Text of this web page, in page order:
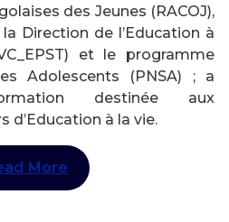
des Jeunes (RACOJ),
Direction de l’Education à
et le programme
Adolescents (PNSA) ; a
destinée aux
d’Education à la vie.
More